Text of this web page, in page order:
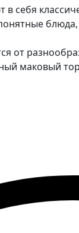
себя
от
маковый